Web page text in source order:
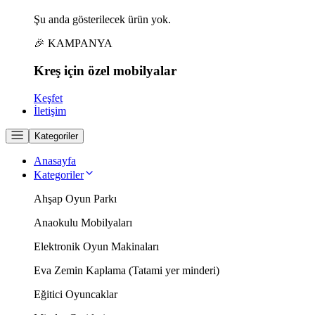
Şu anda gösterilecek ürün yok.
🎉 KAMPANYA
Kreş için özel mobilyalar
Keşfet
İletişim
Kategoriler
Anasayfa
Kategoriler
Ahşap Oyun Parkı
Anaokulu Mobilyaları
Elektronik Oyun Makinaları
Eva Zemin Kaplama (Tatami yer minderi)
Eğitici Oyuncaklar